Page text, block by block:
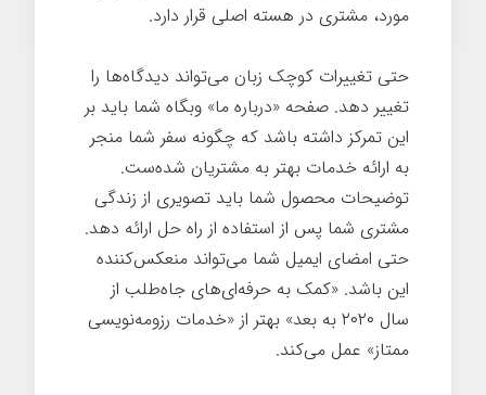
مورد، مشتری در هسته اصلی قرار دارد.
حتی تغییرات کوچک زبان می‌تواند دیدگاه‌ها را
تغییر دهد. صفحه «درباره ما» وبگاه شما باید بر
این تمرکز داشته باشد که چگونه سفر شما منجر
به ارائه خدمات بهتر به مشتریان شده‌ست.
توضیحات محصول شما باید تصویری از زندگی
مشتری شما پس از استفاده از راه حل ارائه دهد.
حتی امضای ایمیل شما می‌تواند منعکس‌کننده
این باشد. «کمک به حرفه‌ای‌های جاه‌طلب از
سال ۲۰۲۰ به بعد» بهتر از «خدمات رزومه‌نویسی
ممتاز» عمل می‌کند.